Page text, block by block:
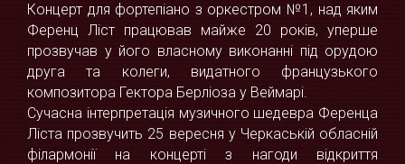
Концерт для фортепіано з оркестром №1, над яким
Ференц Ліст працював майже 20 років, уперше
прозвучав у його власному виконанні під орудою
друга та колеги, видатного французького
композитора Гектора Берліоза у Веймарі.
Сучасна інтерпретація музичного шедевра Ференца
Ліста прозвучить 25 вересня у Черкаській обласній
філармонії на концерті з нагоди відкриття